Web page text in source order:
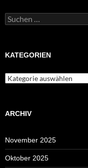
Suchen
nach:
KATEGORIEN
Kategorien
ARCHIV
November 2025
Oktober 2025